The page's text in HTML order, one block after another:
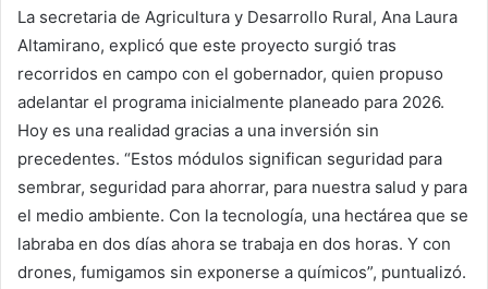
La secretaria de Agricultura y Desarrollo Rural, Ana Laura
Altamirano, explicó que este proyecto surgió tras
recorridos en campo con el gobernador, quien propuso
adelantar el programa inicialmente planeado para 2026.
Hoy es una realidad gracias a una inversión sin
precedentes. “Estos módulos significan seguridad para
sembrar, seguridad para ahorrar, para nuestra salud y para
el medio ambiente. Con la tecnología, una hectárea que se
labraba en dos días ahora se trabaja en dos horas. Y con
drones, fumigamos sin exponerse a químicos”, puntualizó.